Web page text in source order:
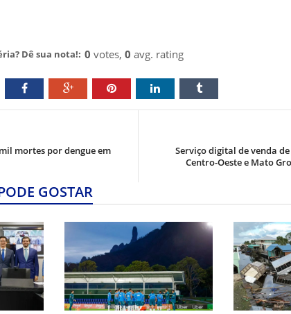
Dê sua nota!: 0 votes, 0 avg. rating
mortes por dengue em
Serviço digital de venda
Centro-Oeste e Mato
GOSTAR